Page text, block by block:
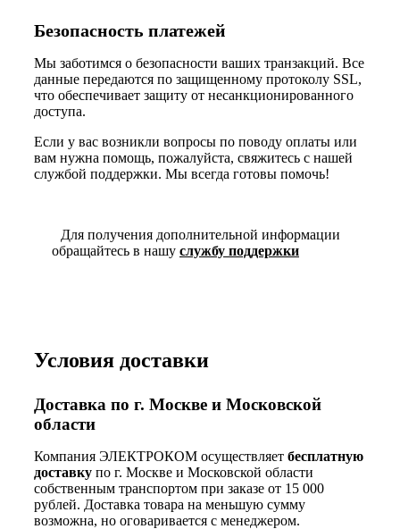
Безопасность платежей
Мы заботимся о безопасности ваших транзакций. Все
данные передаются по защищенному протоколу SSL,
что обеспечивает защиту от несанкционированного
доступа.
Если у вас возникли вопросы по поводу оплаты или
вам нужна помощь, пожалуйста, свяжитесь с нашей
службой поддержки. Мы всегда готовы помочь!
Для получения дополнительной информации
обращайтесь в нашу службу поддержки
Условия доставки
Доставка по г. Москве и Московской
области
Компания ЭЛЕКТРОКОМ осуществляет бесплатную
доставку по г. Москве и Московской области
собственным транспортом при заказе от 15 000
рублей. Доставка товара на меньшую сумму
возможна, но оговаривается с менеджером.